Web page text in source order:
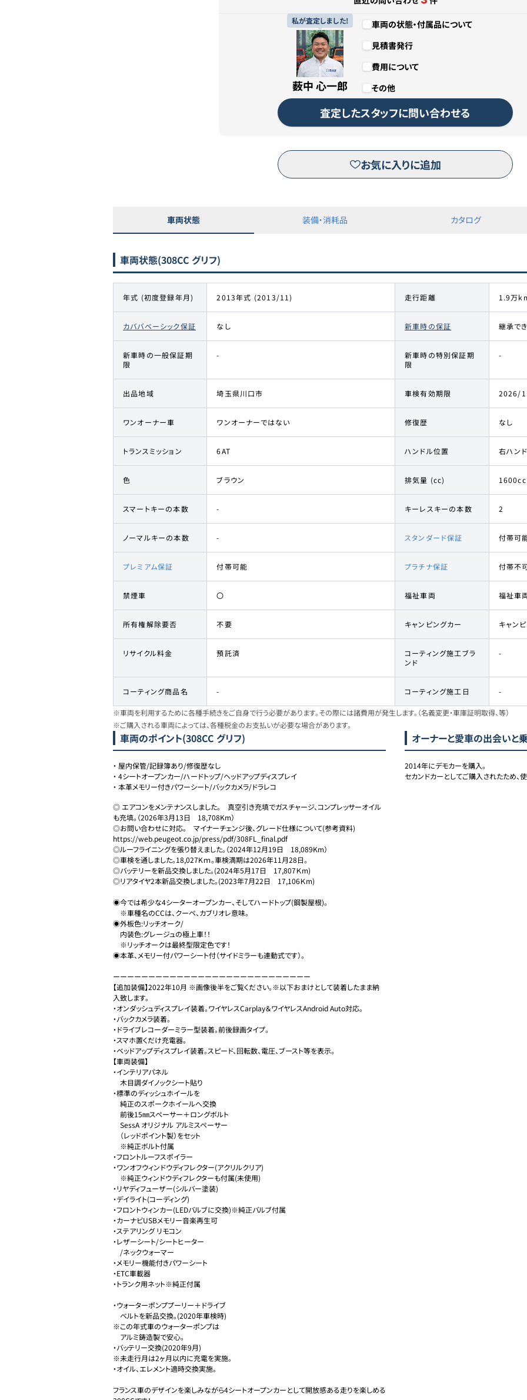
私が査定しました!
薮中 心一郎
車両の状態・付属品について
見積書発行
費用について
その他
査定したスタッフに問い合わせる
お気に入りに追加
車両状態 装備・消耗品 カタログ
車両状態(308CC グリフ)
年式 (初度登録年月) 2013年式 (2013/11) 走行距離 1.9万
カババベーシック保証 なし 新車時の保証 継承で
新車時の一般保証期
限
-
新車時の特別保証期
限
-
出品地域 埼玉県川口市 車検有効期限 2026/
ワンオーナー車 ワンオーナーではない 修復歴 なし
トランスミッション 6AT ハンドル位置 右ハン
色 ブラウン 排気量 (cc) 1600cc
スマートキーの本数 - キーレスキーの本数 2
ノーマルキーの本数 - スタンダード保証 付帯可
プレミアム保証 付帯可能 プラチナ保証 付帯不
禁煙車 〇 福祉車両 福祉車
所有権解除要否 不要 キャンピングカー キャン
リサイクル料金 預託済
コーティング施工ブラ
ンド
-
コーティング商品名 - コーティング施工日 -
※車両を利用するために各種手続きをご自身で行う必要があります。その際には諸費用が発生します。（名義変更・車庫証明取得、等）
※ご購入される車両によっては、各種税金のお支払いが必要な場合があります。
車両のポイント(308CC グリフ)
・ 屋内保管/記録簿あり/修復歴なし
・ 4シートオープンカー/ハードトップ/ヘッドアップディスプレイ
・ 本革メモリー付きパワーシート/バックカメラ/ドラレコ
◎ エアコンをメンテナンスしました。　真空引き充填でガスチャージ、コンプレッサーオイル
も充填。（2026年3月13日　18,708Km）
◎お問い合わせに対応。　マイナーチェンジ後、グレード仕様について(参考資料)
https://web.peugeot.co.jp/press/pdf/308FL_final.pdf
◎ルーフライニングを張り替えました。（2024年12月19日　18,089Km）
◎車検を通しました。18,027Kｍ。車検満期は2026年11月28日。
◎バッテリーを新品交換しました。(2024年5月17日　17,807Ｋm)
◎リアタイヤ2本新品交換しました。(2023年7月22日　17,106Ｋm)
◉今では希少な4シーターオープンカー、そしてハードトップ(鋼製屋根)。
※車種名のCCは、クーペ、カブリオレ意味。
◉外板色:リッチオーク/
内装色:グレージュの極上車！！
※リッチオークは最終型限定色です！
◉本革、メモリー付パワーシート付（サイドミラーも連動式です）。
ーーーーーーーーーーーーーーーーーーーーーーーーーーーー
【追加装備】2022年10月 ※画像後半をご覧ください。※以下おまけとして装着したまま納
入致します。
・オンダッシュディスプレイ装着。ワイヤレスCarplay＆ワイヤレスAndroid Auto対応。
・バックカメラ装着。
・ドライブレコーダーミラー型装着。前後録画タイプ。
・スマホ置くだけ充電器。
・ベッドアップディスプレイ装着。スピード、回転数、電圧、ブースト等を表示。
【車両装備】
・インテリアパネル
木目調ダイノックシート貼り
・標準のディッシュホイールを
純正のスポークホイールへ交換
前後15㎜スペーサー＋ロングボルト
SessA オリジナル アルミスペーサー
（レッドポイント製）をセット
※純正ボルト付属
・フロントルーフスポイラー
・ワンオフウィンドウディフレクター(アクリルクリア)
※純正ウィンドウディフレクターも付属(未使用)
・リヤディフューザー(シルバー塗装)
・デイライト(コーディング)
・フロントウィンカー(LEDバルブに交換)※純正バルブ付属
・カーナビUSBメモリー音楽再生可
・ステアリング リモコン
・レザーシート/シートヒーター
/ネックウォーマー
・メモリー機能付きパワーシート
・ETC車載器
・トランク用ネット※純正付属
・ウォーターポンププーリー＋ドライブ
ベルトを新品交換。(2020年車検時)
※この年式車のウォーターポンプは
アルミ鋳造製で安心。
・バッテリー交換(2020年9月)
※未走行月は2ヶ月以内に充電を実施。
・オイル、エレメント適時交換実施。
フランス車のデザインを楽しみながら4シートオープンカーとして開放感ある走りを楽しめる
オーナーと愛車の出会いと
2014年にデモカーを購入。
セカンドカーとしてご購入されたため、